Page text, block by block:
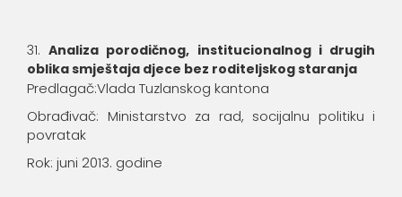
Analiza porodičnog, institucionalnog i drugih
oblika smještaja djece bez roditeljskog staranja
Predlagač:Vlada Tuzlanskog kantona
Obrađivač: Ministarstvo za rad, socijalnu politiku i
povratak
Rok: juni 2013. godine